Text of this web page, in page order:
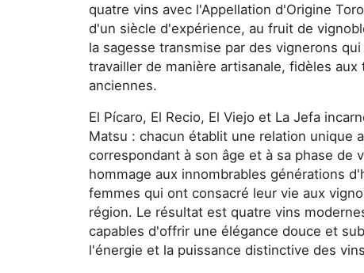
quatre vins avec l'Appellation d'Origine
d'un siècle d'expérience, au fruit de
la sagesse transmise par des vignerons
travailler de manière artisanale, fidèles aux
anciennes.
El Pícaro, El Recio, El Viejo et La Jefa
Matsu : chacun établit une relation unique
correspondant à son âge et à sa phase de
hommage aux innombrables générations
femmes qui ont consacré leur vie aux
région. Le résultat est quatre vins
capables d'offrir une élégance douce et
l'énergie et la puissance distinctive des